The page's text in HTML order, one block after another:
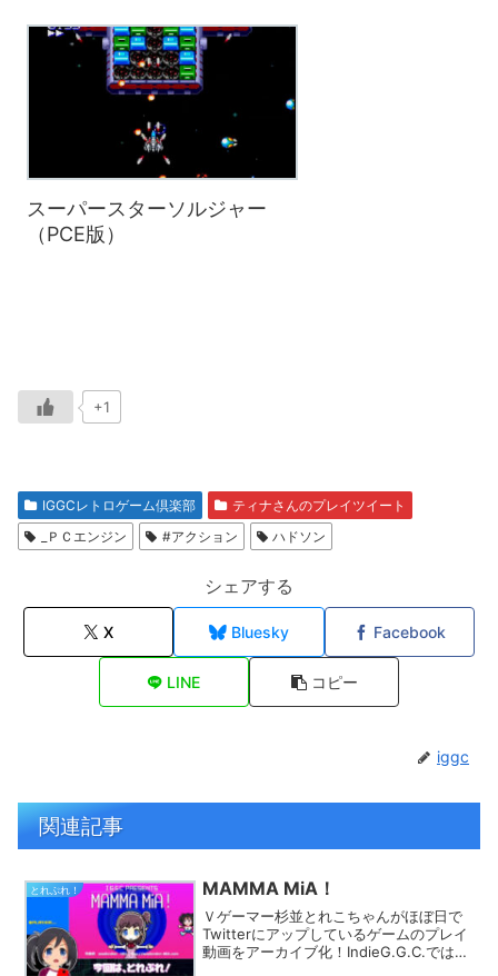
スーパースターソルジャー
（PCE版）
+1
IGGCレトロゲーム倶楽部
ティナさんのプレイツイート
_ＰＣエンジン
#アクション ハドソン
シェアする
X Bluesky Facebook
LINE コピー
iggc
関連記事
とれぷれ！ MAMMA MiA！
Ｖゲーマー杉並とれこちゃんがほぼ日で
Twitterにアップしているゲームのプレイ
動画をアーカイブ化！IndieG.G.C.では